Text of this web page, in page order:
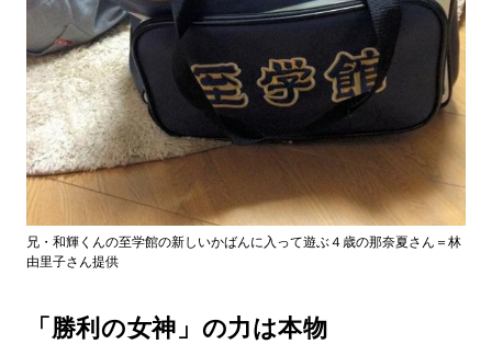
兄・和輝くんの至学館の新しいかばんに入って遊ぶ４歳の那奈夏さん＝林
由里子さん提供
「勝利の女神」の力は本物